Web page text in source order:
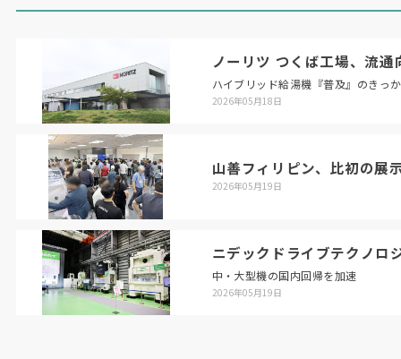
ノーリツ つくば工場、流
ハイブリッド給湯機『普及』のきっ
2026年05月18日
山善フィリピン、比初の展
2026年05月19日
ニデックドライブテクノ
中・大型機の国内回帰を加速
2026年05月19日